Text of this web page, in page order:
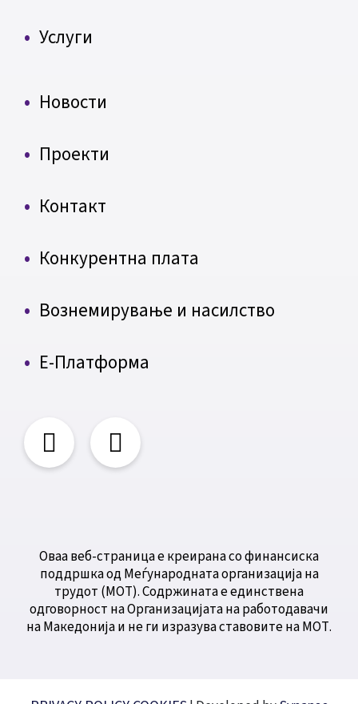
Услуги
Новости
Проекти
Контакт
Конкурентна плата
Вознемирување и насилство
Е-Платформа
Оваа веб-страница е креирана со финансиска
поддршка од Меѓународната организација на
трудот (МОТ). Содржината е единствена
одговорност на Организацијата на работодавачи
на Македонија и не ги изразува ставовите на МОТ.